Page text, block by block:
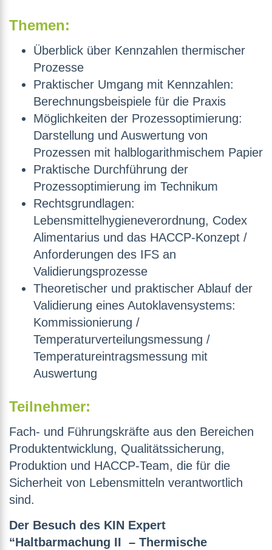
Themen:
Überblick über Kennzahlen thermischer
Prozesse
Praktischer Umgang mit Kennzahlen:
Berechnungsbeispiele für die Praxis
Möglichkeiten der Prozessoptimierung:
Darstellung und Auswertung von
Prozessen mit halblogarithmischem Papier
Praktische Durchführung der
Prozessoptimierung im Technikum
Rechtsgrundlagen:
Lebensmittelhygieneverordnung, Codex
Alimentarius und das HACCP-Konzept /
Anforderungen des IFS an
Validierungsprozesse
Theoretischer und praktischer Ablauf der
Validierung eines Autoklavensystems:
Kommissionierung /
Temperaturverteilungsmessung /
Temperatureintragsmessung mit
Auswertung
Teilnehmer:
Fach- und Führungskräfte aus den Bereichen
Produktentwicklung, Qualitätssicherung,
Produktion und HACCP-Team, die für die
Sicherheit von Lebensmitteln verantwortlich
sind.
Der Besuch des KIN Expert
“Haltbarmachung II – Thermische